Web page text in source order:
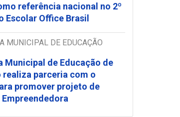
referência nacional no 2º
Escolar Office Brasil
MUNICIPAL DE EDUCAÇÃO
Municipal de Educação de
realiza parceria com o
promover projeto de